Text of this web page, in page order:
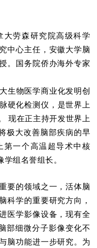
大劳森研究院高级科学
中心主任，安徽大学脑
。国务院侨办海外专家
生物医学商业化发明创
硬化检测仪，是世界上
现在正主持开发世界上
极大改善脑部疾病的早
第一个高温超导术中核
组名誉组长。
要的领域之一，活体脑
科学的重要研究方向，
医学影像设备，现有全
部细微分子影像变化不
脑功能进一步研究。为